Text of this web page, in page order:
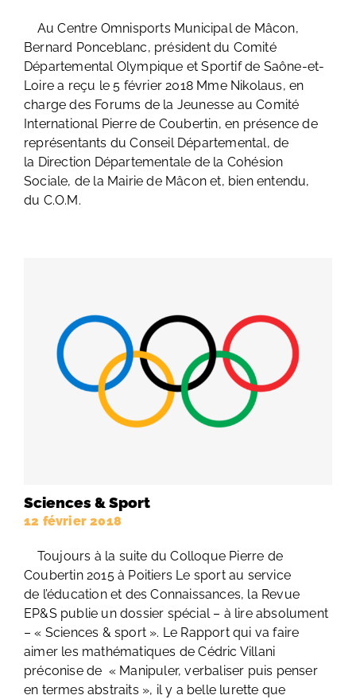
Au Centre Omnisports Municipal de Mâcon,
Bernard Ponceblanc, président du Comité
Départemental Olympique et Sportif de Saône-et-
Loire a reçu le 5 février 2018 Mme Nikolaus, en
charge des Forums de la Jeunesse au Comité
International Pierre de Coubertin, en présence de
représentants du Conseil Départemental, de
la Direction Départementale de la Cohésion
Sociale, de la Mairie de Mâcon et, bien entendu,
du C.O.M.
Sciences & Sport
12 février 2018
Toujours à la suite du Colloque Pierre de
Coubertin 2015 à Poitiers Le sport au service
de l’éducation et des Connaissances, la Revue
EP&S publie un dossier spécial – à lire absolument
– « Sciences & sport ». Le Rapport qui va faire
aimer les mathématiques de Cédric Villani
préconise de « Manipuler, verbaliser puis penser
en termes abstraits », il y a belle lurette que